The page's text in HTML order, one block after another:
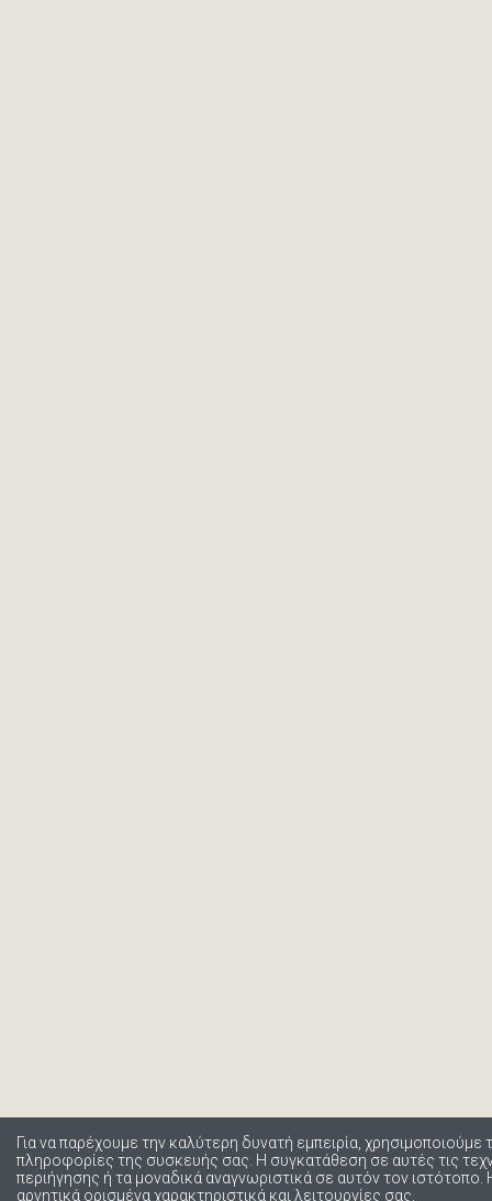
Για να παρέχουμε την καλύτερη δυνατή εμπειρία,
πληροφορίες της συσκευής σας. Η συγκατάθεση σε αυτές τις
περιήγησης ή τα μοναδικά αναγνωριστικά σε αυτόν τον
αρνητικά ορισμένα χαρακτηριστικά και λειτουργίες σας.